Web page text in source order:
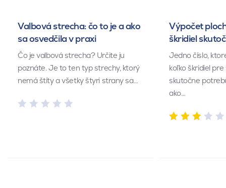
Valbová strecha: čo to je a ako
sa osvedčila v praxi
Čo je valbová strecha? Určite ju
poznáte. Je to ten typ strechy, ktorý
nemá štíty a všetky štyri strany sa…
Výpočet
škridiel
Jedno číslo,
koľko škridiel
skutočne
ako…